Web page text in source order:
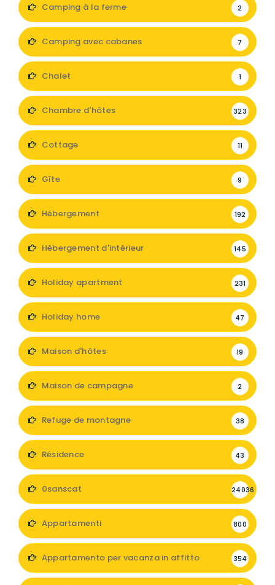
Camping à la ferme 2
Camping avec cabanes 7
Chalet 1
Chambre d'hôtes 323
Cottage 11
Gîte 9
Hébergement 192
Hébergement d'intérieur 145
Holiday apartment 231
Holiday home 47
Maison d'hôtes 19
Maison de campagne 2
Refuge de montagne 38
Résidence 43
0sanscat 24036
Appartamenti 800
Appartamento per vacanza in affitto 354